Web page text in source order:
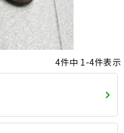
4件中 1-4件表示